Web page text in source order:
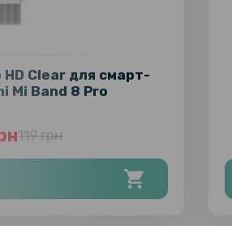
Clear для смарт-
Mi Band 8 Pro
119 грн